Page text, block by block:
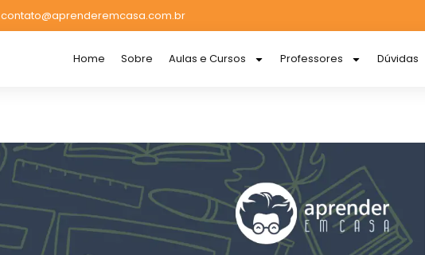
contato@aprenderemcasa.com.br
Home Sobre Aulas e Cursos Professores Dúvidas